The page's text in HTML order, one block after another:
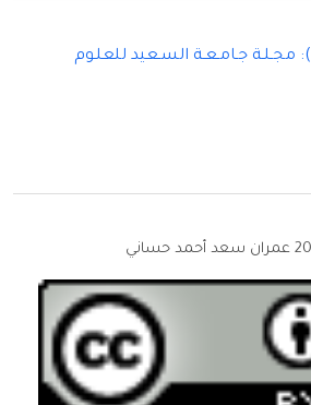
مجلد 8 عدد 1 (2025): مجـلـة جـامـعـة السـعيد للعلـوم